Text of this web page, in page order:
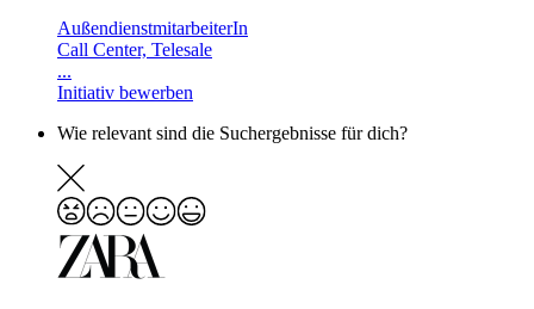
AußendienstmitarbeiterIn
Call Center, Telesale
...
Initiativ bewerben
Wie relevant sind die Suchergebnisse für dich?